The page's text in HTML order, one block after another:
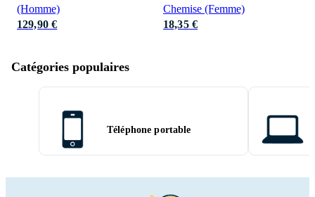
(Homme)
129,90 €
Chemise (Femme)
18,35 €
Catégories populaires
Téléphone portable